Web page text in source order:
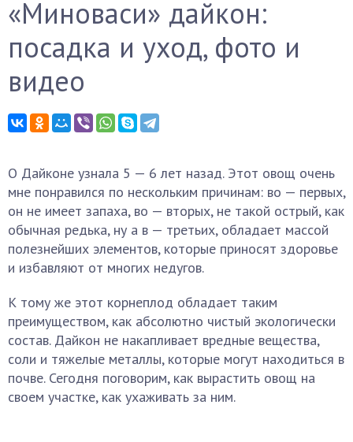
«Миноваси» дайкон:
посадка и уход, фото и
видео
О Дайконе узнала 5 — 6 лет назад. Этот овощ очень
мне понравился по нескольким причинам: во — первых,
он не имеет запаха, во — вторых, не такой острый, как
обычная редька, ну а в — третьих, обладает массой
полезнейших элементов, которые приносят здоровье
и избавляют от многих недугов.
К тому же этот корнеплод обладает таким
преимуществом, как абсолютно чистый экологически
состав. Дайкон не накапливает вредные вещества,
соли и тяжелые металлы, которые могут находиться в
почве. Сегодня поговорим, как вырастить овощ на
своем участке, как ухаживать за ним.